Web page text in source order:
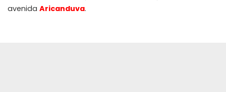
avenida Aricanduva.